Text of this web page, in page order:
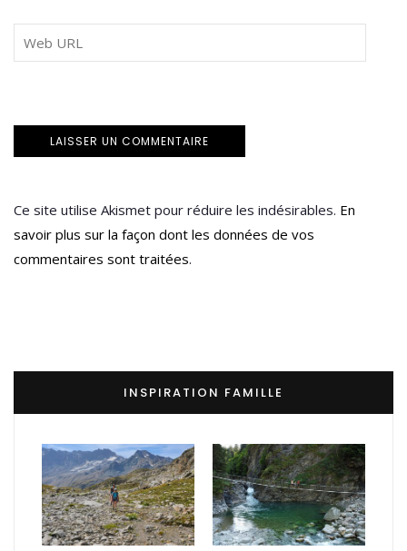
Ce site utilise Akismet pour réduire les indésirables. En
savoir plus sur la façon dont les données de vos
commentaires sont traitées.
INSPIRATION FAMILLE